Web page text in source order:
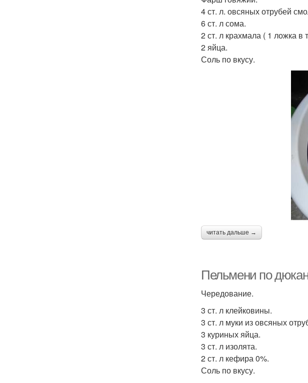
4 ст. л. овсяных отрубей
6 ст. л сома.
2 ст. л крахмала ( 1 ложка
2 яйца.
Соль по вкусу.
читать дальше →
Пельмени по
Чередование.
3 ст. л клейковины.
3 ст. л муки из овсяных
3 куриных яйца.
3 ст. л изолята.
2 ст. л кефира 0%.
Соль по вкусу.